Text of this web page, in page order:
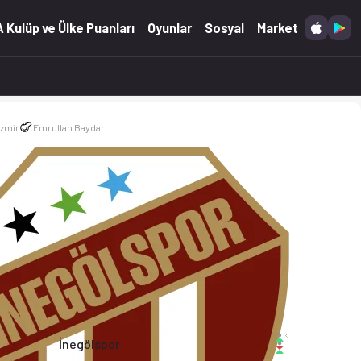
Kulüp ve Ülke Puanları Oyunlar Sosyal Market
Emrullah Baydar
İnegölspor